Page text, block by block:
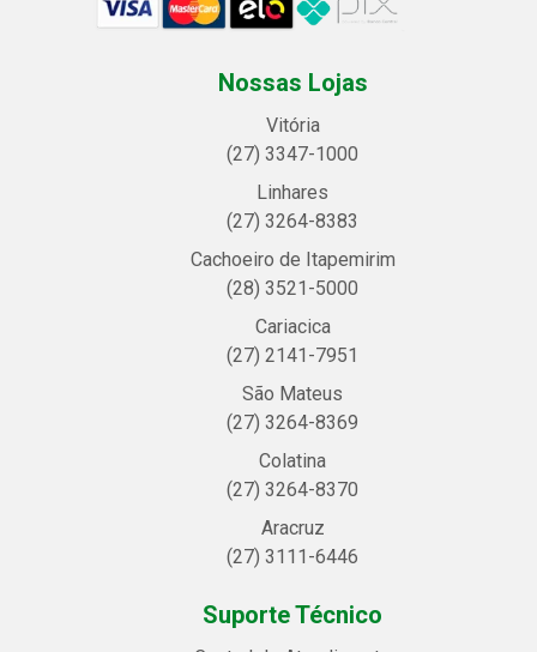
Nossas Lojas
Vitória
(27) 3347-1000
Linhares
(27) 3264-8383
Cachoeiro de Itapemirim
(28) 3521-5000
Cariacica
(27) 2141-7951
São Mateus
(27) 3264-8369
Colatina
(27) 3264-8370
Aracruz
(27) 3111-6446
Suporte Técnico